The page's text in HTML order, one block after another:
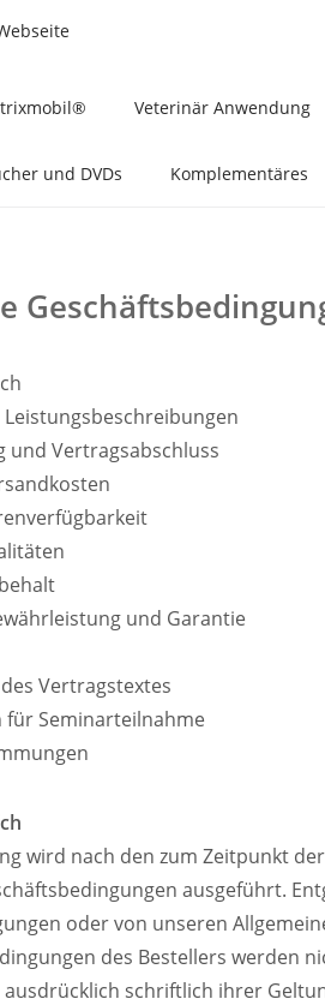
Veterinär Anwendung
und DVDs Komplementäres
und Vertragsabschluss
und Garantie
Vertragstextes
für Seminarteilnahme
wird nach den zum Zeitpunkt
ausgeführt.
oder von unseren
des Bestellers werden
schriftlich ihrer